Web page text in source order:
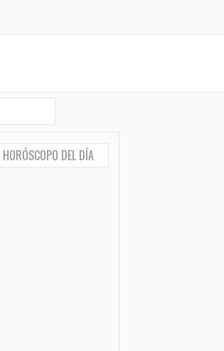
HORÓSCOPO DEL DÍA